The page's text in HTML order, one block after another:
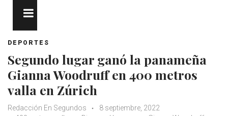
DEPORTES
Segundo lugar ganó la panameña
Gianna Woodruff en 400 metros
valla en Zúrich
Redacción En Segundos
8 septiembre, 2022